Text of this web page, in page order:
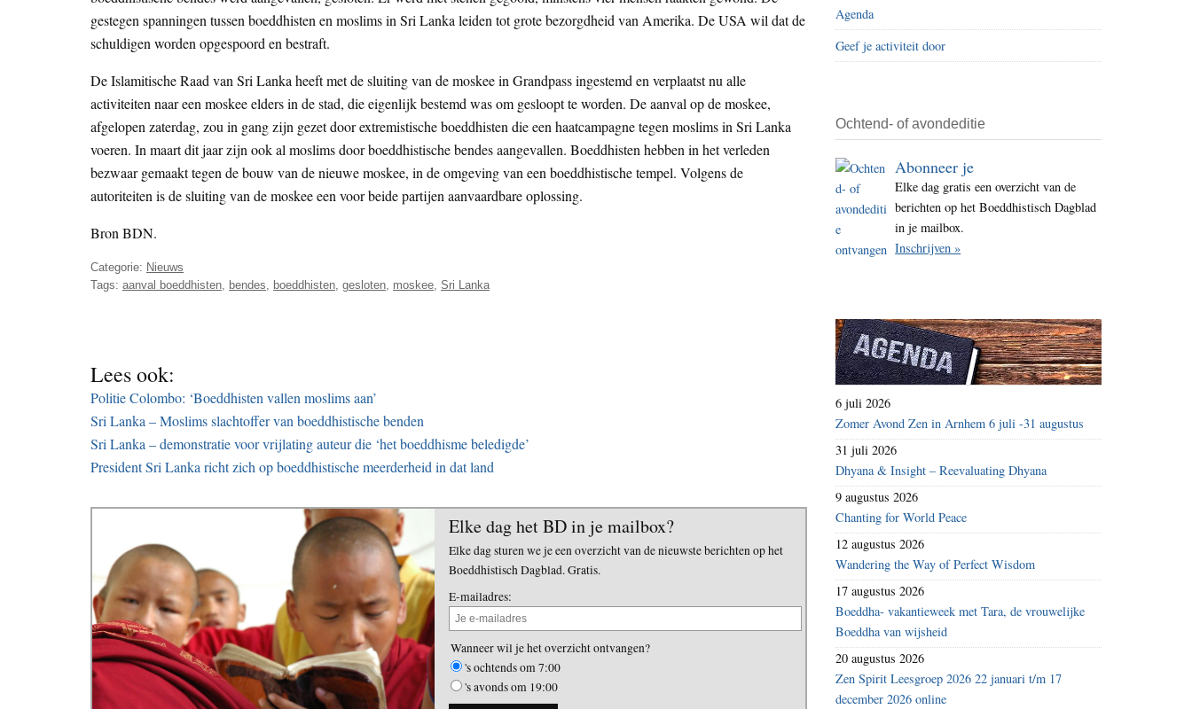
i
t
e
gestegen spanningen tussen boeddhisten en moslims in Sri Lanka leiden tot grote bezorgdheid van Amerika. De USA wil dat de
schuldigen worden opgespoord en bestraft.
De Islamitische Raad van Sri Lanka heeft met de sluiting van de moskee in Grandpass ingestemd en verplaatst nu alle
activiteiten naar een moskee elders in de stad, die eigenlijk bestemd was om gesloopt te worden. De aanval op de moskee,
afgelopen zaterdag, zou in gang zijn gezet door extremistische boeddhisten die een haatcampagne tegen moslims in Sri Lanka
voeren. In maart dit jaar zijn ook al moslims door boeddhistische bendes aangevallen. Boeddhisten hebben in het verleden
bezwaar gemaakt tegen de bouw van de nieuwe moskee, in de omgeving van een boeddhistische tempel. Volgens de
autoriteiten is de sluiting van de moskee een voor beide partijen aanvaardbare oplossing.
Bron BDN.
Categorie: Nieuws
Tags: aanval boeddhisten, bendes, boeddhisten, gesloten, moskee, Sri Lanka
Lees ook:
Politie Colombo: ‘Boeddhisten vallen moslims aan’
Sri Lanka – Moslims slachtoffer van boeddhistische benden
Sri Lanka – demonstratie voor vrijlating auteur die ‘het boeddhisme beledigde’
President Sri Lanka richt zich op boeddhistische meerderheid in dat land
Elke dag het BD in je mailbox?
Elke dag sturen we je een overzicht van de nieuwste berichten op het
Boeddhistisch Dagblad. Gratis.
E-mailadres:
Wanneer wil je het overzicht ontvangen?
's ochtends om 7:00
's avonds om 19:00
Agenda
Geef je activiteit door
Ochtend- of avondeditie
Abonneer je
Elke dag gratis een overzicht van de
berichten op het Boeddhistisch Dagblad
in je mailbox.
Inschrijven »
6 juli 2026
Zomer Avond Zen in Arnhem 6 juli -31 augustus
31 juli 2026
Dhyana & Insight – Reevaluating Dhyana
9 augustus 2026
Chanting for World Peace
12 augustus 2026
Wandering the Way of Perfect Wisdom
17 augustus 2026
Boeddha- vakantieweek met Tara, de vrouwelijke
Boeddha van wijsheid
20 augustus 2026
Zen Spirit Leesgroep 2026 22 januari t/m 17
december 2026 online